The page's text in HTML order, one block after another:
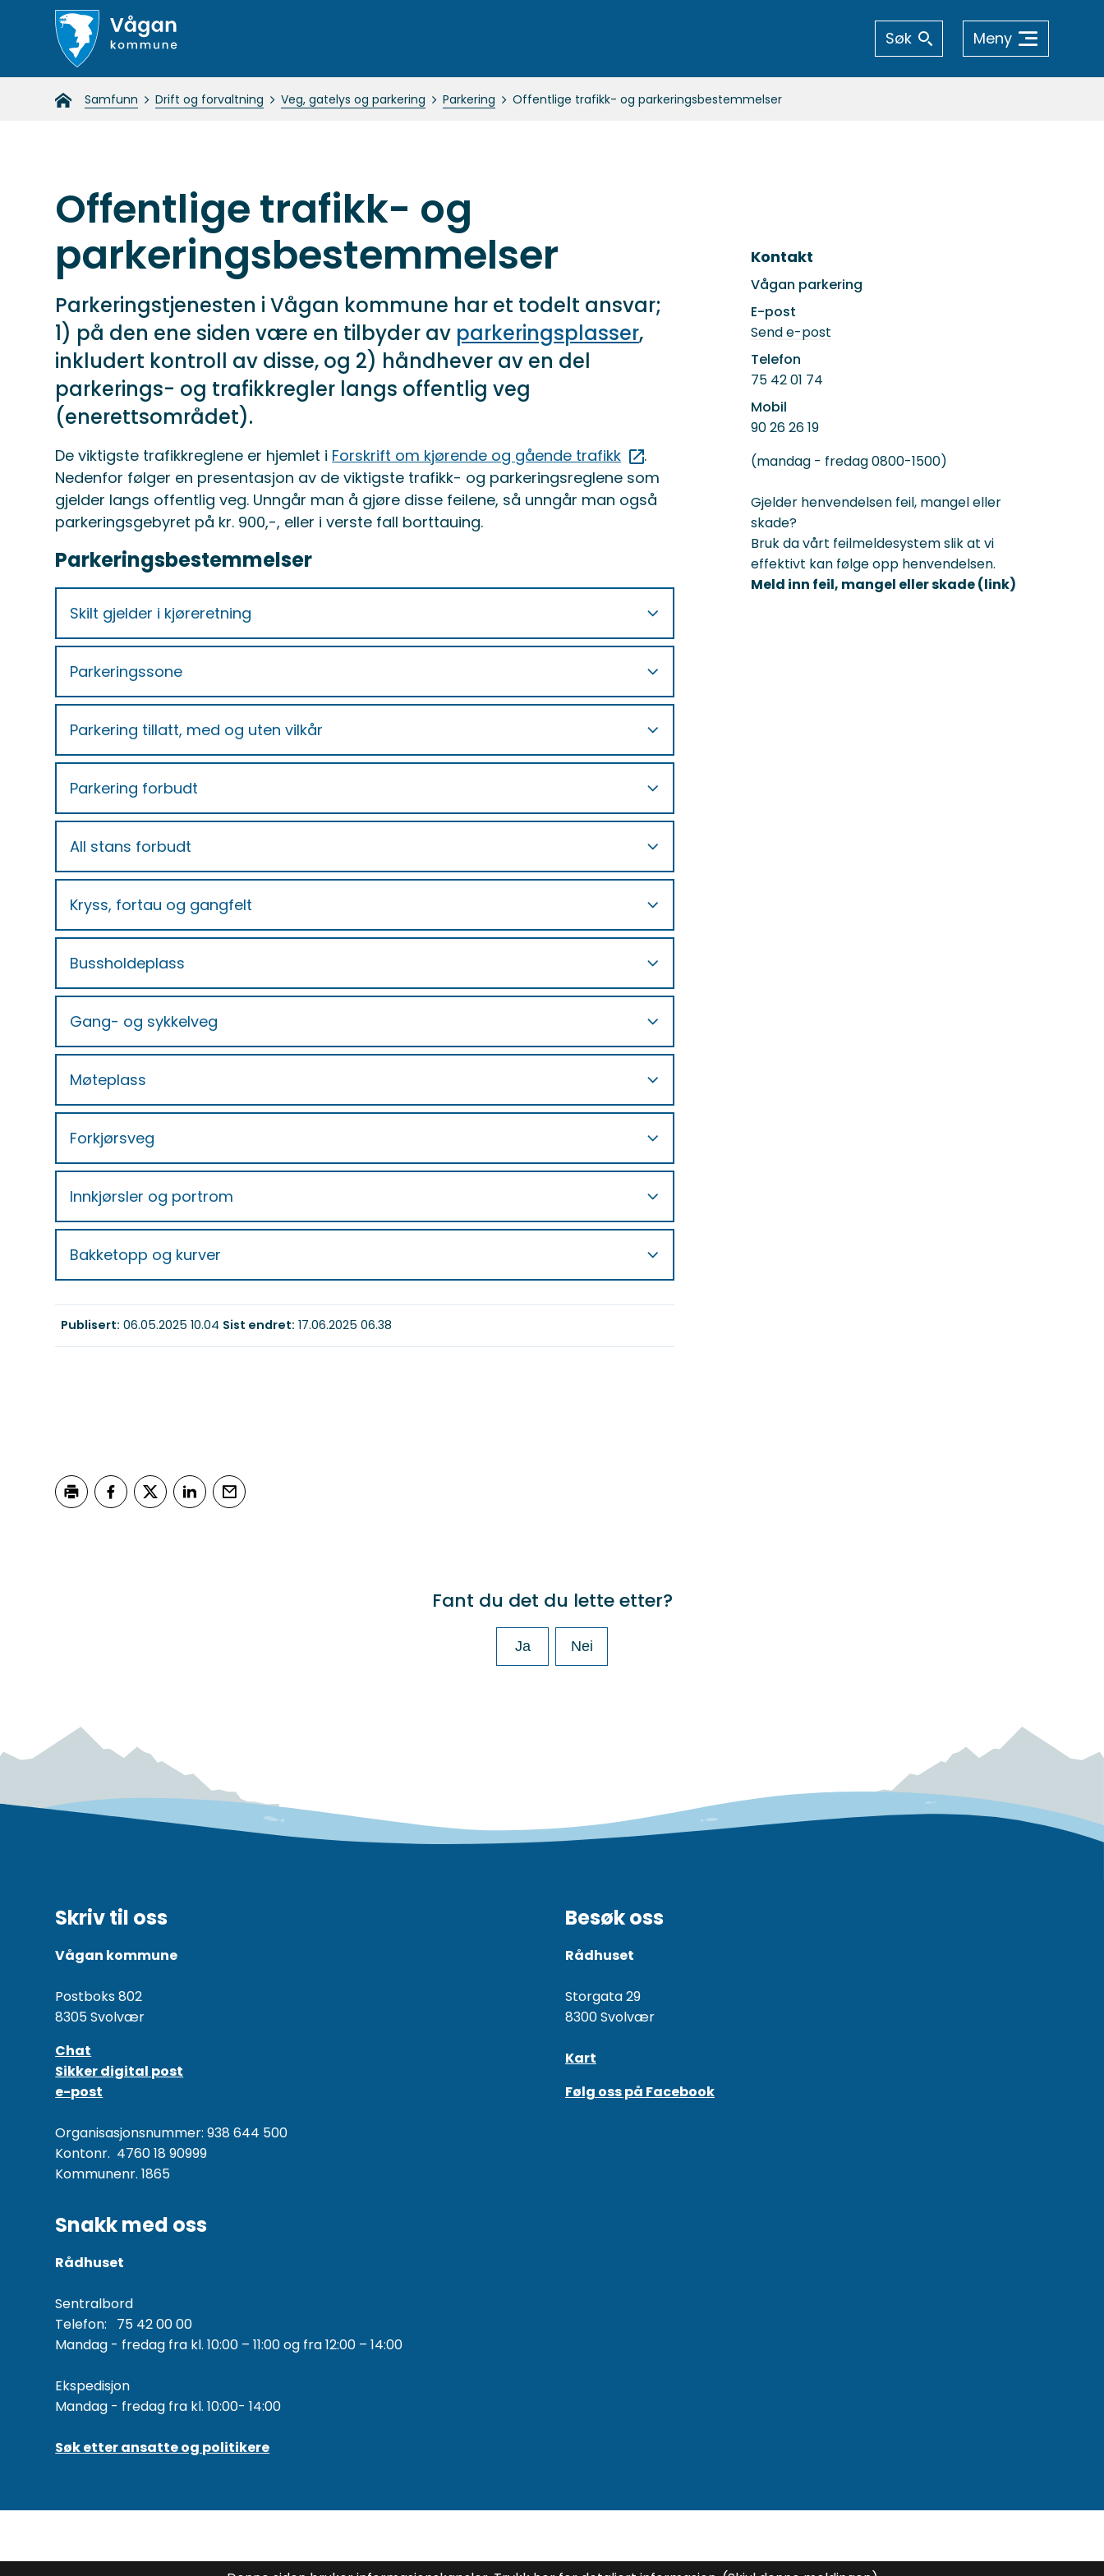
Vågan
Søk Meny
Du
Samfunn Drift og forvaltning Veg, gatelys og parkering Parkering Offentlige trafikk- og parkeringsbestemmelser
Offentlige trafikk- og
parkeringsbestemmelser
Parkeringstjenesten i Vågan kommune har et todelt ansvar;
1) på den ene siden være en tilbyder av parkeringsplasser,
inkludert kontroll av disse, og 2) håndhever av en del
parkerings- og trafikkregler langs offentlig veg
(enerettsområdet).
De viktigste trafikkreglene er hjemlet i Forskrift om kjørende og gående trafikk
.
Nedenfor følger en presentasjon av de viktigste trafikk- og parkeringsreglene som
gjelder langs offentlig veg. Unngår man å gjøre disse feilene, så unngår man også
parkeringsgebyret på kr. 900,-, eller i verste fall borttauing.
Parkeringsbestemmelser
Skilt gjelder i kjøreretning
Parkeringssone
Parkering tillatt, med og uten vilkår
Parkering forbudt
All stans forbudt
Kryss, fortau og gangfelt
Bussholdeplass
Gang- og sykkelveg
Møteplass
Forkjørsveg
Innkjørsler og portrom
Bakketopp og kurver
Publisert 06.05.2025 10.04 Sist endret 17.06.2025 06.38
Kontakt
Vågan parkering
E-post
Send e-posttil
Telefon
75 42 01 74
Mobil
90 26 26 19
(mandag - fredag 0800-1500)
Gjelder henvendelsen feil, mangel eller
skade?
Bruk da vårt feilmeldesystem slik at vi
effektivt kan følge opp henvendelsen.
Meld inn feil, mangel eller skade (link)
Fant du det du lette etter?
Ja Nei
Skriv til oss
Vågan kommune
Postboks 802
8305 Svolvær
Chat
Sikker digital post
e-post
Organisasjonsnummer: 938 644 500
Kontonr. 4760 18 90999
Kommunenr. 1865
Besøk oss
Rådhuset
Storgata 29
8300 Svolvær
Kart
Følg oss på Facebook
Snakk med oss
Rådhuset
Sentralbord
Telefon: 75 42 00 00
Mandag - fredag fra kl. 10:00 – 11:00 og fra 12:00 – 14:00
Ekspedisjon
Mandag - fredag fra kl. 10:00- 14:00
Søk etter ansatte og politikere